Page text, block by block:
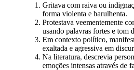
Gritava com raiva ou
forma violenta e barulhenta.
Protestava veementemente
usando palavras fortes e tom
Em contexto político,
exaltada e agressiva em
Na literatura, descrevia
emoções intensas através de